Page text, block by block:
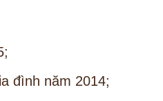
đình năm 2014;